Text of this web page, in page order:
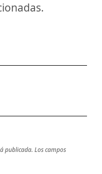
publicada. Los campos